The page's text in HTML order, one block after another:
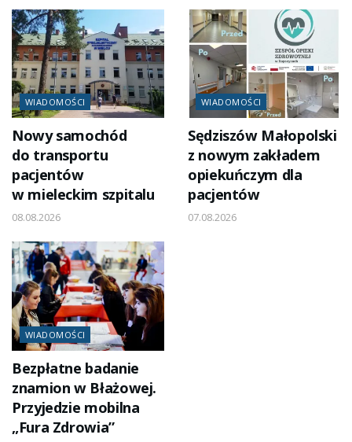
WIADOMOŚCI
Nowy samochód
do transportu
pacjentów
w mieleckim szpitalu
08.08.2026
WIADOMOŚCI
Sędziszów Małopolski
z nowym zakładem
opiekuńczym dla
pacjentów
07.08.2026
WIADOMOŚCI
Bezpłatne badanie
znamion w Błażowej.
Przyjedzie mobilna
„Fura Zdrowia”